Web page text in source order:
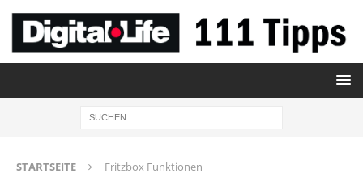
STARTSEITE Fritzbox Funktionen